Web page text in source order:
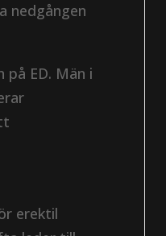
nedgången
ED. Män i
erektil